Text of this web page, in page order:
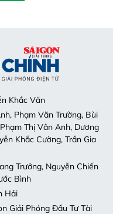
Khắc Văn
Phạm Văn Trường, Bùi
Thị Vân Anh, Dương
Khắc Cường, Trần Gia
Trưởng, Nguyễn Chiến
Bình
Hải
Giải Phóng Đầu Tư Tài